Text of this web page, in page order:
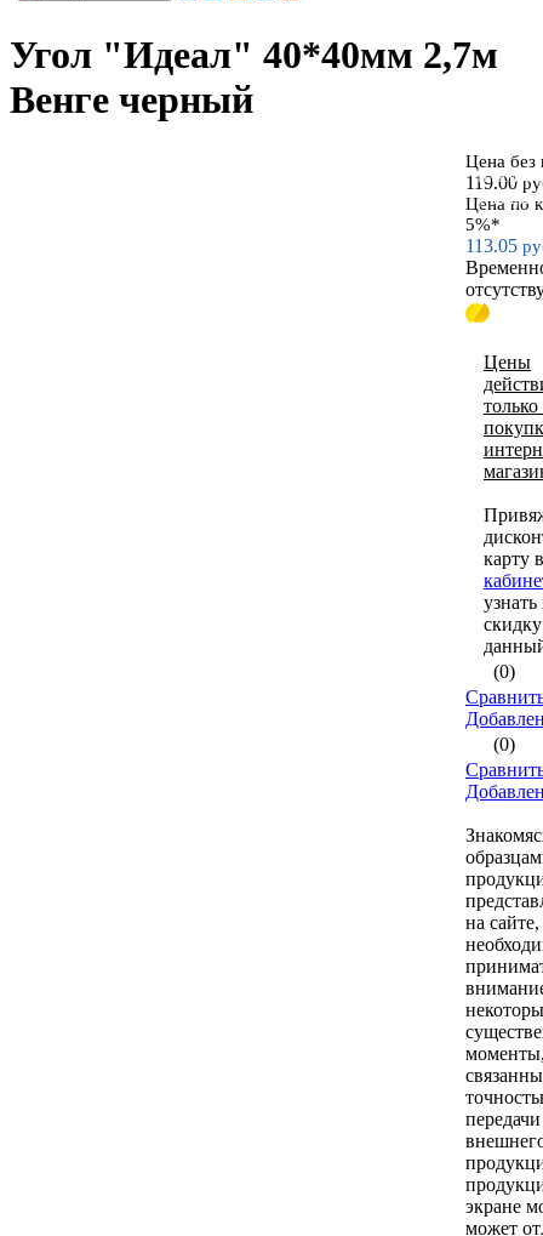
Угол "Идеал" 40*40мм 2,7м
Венге черный
Цена без
119.00
Цена по
5%*
113.05
углы
Цены
карту
(0)
(0)
на сайте,
экране
может